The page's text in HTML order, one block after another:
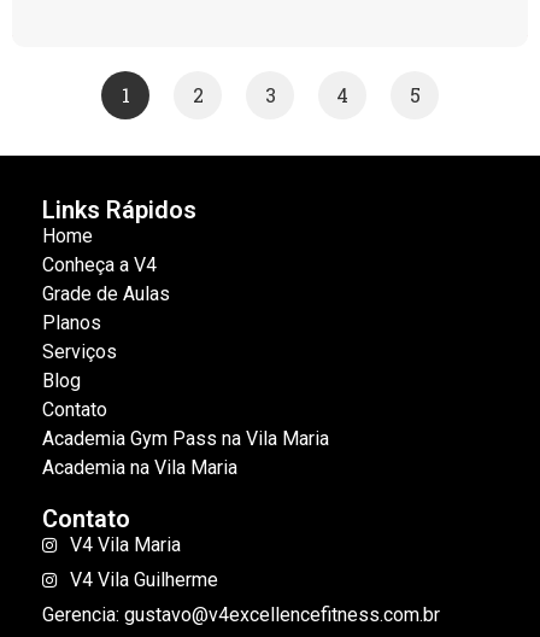
1 2 3 4 5
Links Rápidos
Home
Conheça a V4
Grade de Aulas
Planos
Serviços
Blog
Contato
Academia Gym Pass na Vila Maria
Academia na Vila Maria
Contato
V4 Vila Maria
V4 Vila Guilherme
Gerencia: gustavo@v4excellencefitness.com.br